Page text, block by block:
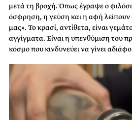
μετά τη βροχή. Όπως έγραψε ο
όσφρηση, η γεύση και η αφή
μας». Το κρασί, αντίθετα, είναι
αγγίγματα. Είναι η υπενθύμιση του
κόσμο που κινδυνεύει να γίνει